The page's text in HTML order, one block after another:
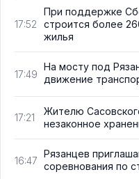
17:52
При поддержке
строится более
жилья
17:49
На мосту под
движение
17:21
Жителю
незаконное
16:47
Рязанцев
соревнования по